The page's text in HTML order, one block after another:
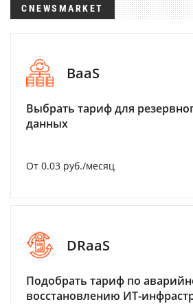
CNEWSMARKET
BaaS
Выбрать тариф для
данных
От 0.03 руб./месяц
DRaaS
Подобрать тариф по
восстановлению ИТ-